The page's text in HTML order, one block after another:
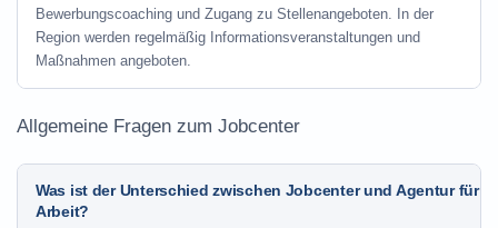
Bewerbungscoaching und Zugang zu Stellenangeboten. In der
Region werden regelmäßig Informationsveranstaltungen und
Maßnahmen angeboten.
Allgemeine Fragen zum Jobcenter
Was ist der Unterschied zwischen Jobcenter und Agentur für
Arbeit?